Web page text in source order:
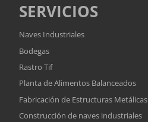
SERVICIOS
Naves Industriales
Bodegas
Rastro Tif
Planta de Alimentos Balanceados
Fabricación de Estructuras Metálicas
Construcción de naves industriales